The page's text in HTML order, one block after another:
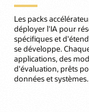
Les packs
déployer l'IA pour
spécifiques et
se développe.
applications, des
d'évaluation, prêts
données et systèmes.